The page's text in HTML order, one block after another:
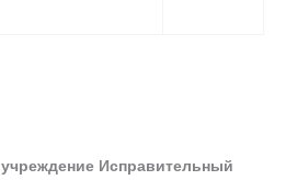
Исправительный